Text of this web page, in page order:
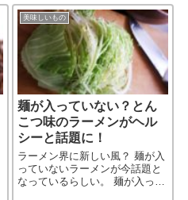
美味しいもの
麺が入っていない？とん
こつ味のラーメンがヘル
シーと話題に！
ラーメン界に新しい風？ 麺が入
っていないラーメンが今話題と
なっているらしい。 麺が入って